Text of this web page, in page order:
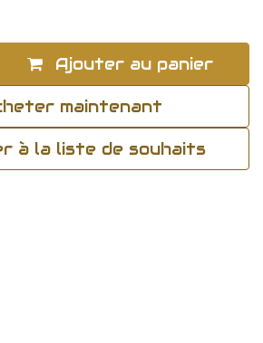
Ajouter au panier
maintenant
à la liste de souhaits